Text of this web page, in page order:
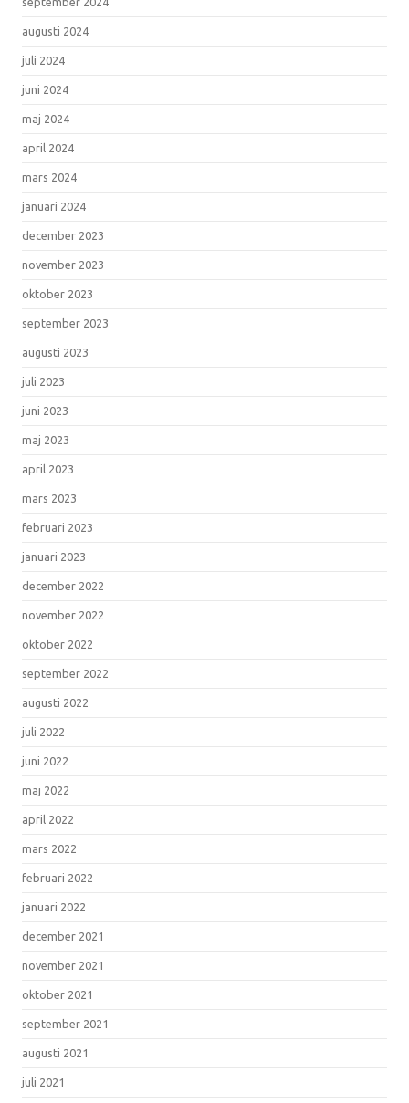
augusti 2024
juli 2024
juni 2024
maj 2024
april 2024
mars 2024
januari 2024
december 2023
november 2023
oktober 2023
september 2023
augusti 2023
juli 2023
juni 2023
maj 2023
april 2023
mars 2023
februari 2023
januari 2023
december 2022
november 2022
oktober 2022
september 2022
augusti 2022
juli 2022
juni 2022
maj 2022
april 2022
mars 2022
februari 2022
januari 2022
december 2021
november 2021
oktober 2021
september 2021
augusti 2021
juli 2021